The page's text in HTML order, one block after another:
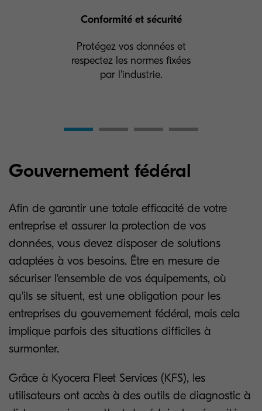
Conformité et sécurité
Protégez vos données et
respectez les normes fixées
par l'industrie.
Gouvernement fédéral
Afin de garantir une totale efficacité de votre
entreprise et assurer la protection de vos
données, vous devez disposer de solutions
adaptées à vos besoins. Être en mesure de
sécuriser l'ensemble de vos équipements, où
qu'ils se situent, est une obligation pour les
entreprises du gouvernement fédéral, mais cela
implique parfois des situations difficiles à
surmonter.
Grâce à Kyocera Fleet Services (KFS), les
utilisateurs ont accès à des outils de diagnostic à